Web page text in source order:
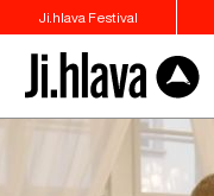
Ji.hlava Festival